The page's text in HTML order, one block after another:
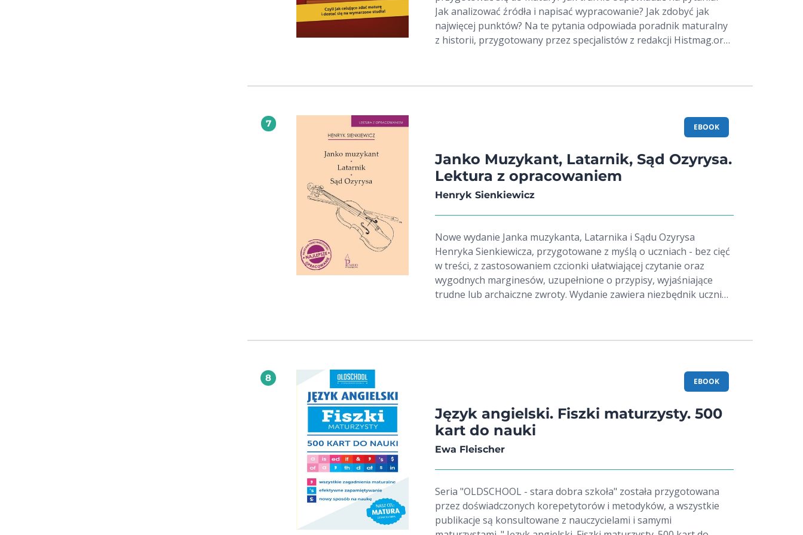
Jak analizować źródła i napisać wypracowanie? Jak zdobyć jak
najwięcej punktów? Na te pytania odpowiada poradnik maturalny
z historii, przygotowany przez specjalistów z redakcji Histmag.org.
korepetytorka. Pracując w szkole, udzielając korepetycji czy
Turajskiego. Nad przystępnością i rzetelnością treści pracowała
ekipa doświadczonych dziennikarzy, redaktorów i korektorów z
redakcji portalu.
7 EBOOK
Janko Muzykant, Latarnik, Sąd Ozyrysa.
Lektura z opracowaniem
Henryk Sienkiewicz
Nowe wydanie Janka muzykanta, Latarnika i Sądu Ozyrysa
Henryka Sienkiewicza, przygotowane z myślą o uczniach - bez cięć
w treści, z zastosowaniem czcionki ułatwiającej czytanie oraz
wygodnych marginesów, uzupełnione o przypisy, wyjaśniające
trudne lub archaiczne zwroty. Wydanie zawiera niezbędnik ucznia:
literaturoznawcze, które dotyczą Janka muzykanta, Latarnika i
ale także w trakcie przygotowań do egzaminu ósmoklasisty. Serię
literaturoznawczynie i dydaktyczki, a opiekę merytoryczną nad
serią sprawuje dr Agnieszka Wójtowicz-Zając, która dba o
zgodność treści z podstawą programową oraz wysoki poziom
językowy opracowań.
8 EBOOK
Język angielski. Fiszki maturzysty. 500
kart do nauki
Ewa Fleischer
Seria "OLDSCHOOL - stara dobra szkoła" została przygotowana
przez doświadczonych korepetytorów i metodyków, a wszystkie
publikacje są konsultowane z nauczycielami i samymi